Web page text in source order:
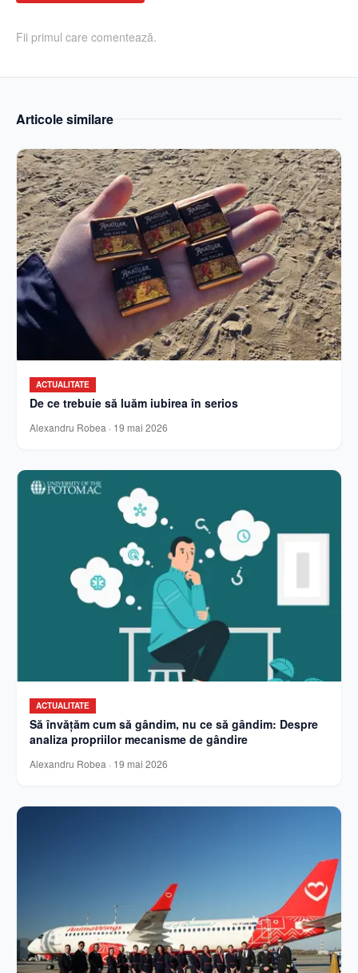
Fii primul care comentează.
Articole similare
ACTUALITATE
De ce trebuie să luăm iubirea în serios
Alexandru Robea · 19 mai 2026
ACTUALITATE
Să învățăm cum să gândim, nu ce să gândim: Despre
analiza propriilor mecanisme de gândire
Alexandru Robea · 19 mai 2026